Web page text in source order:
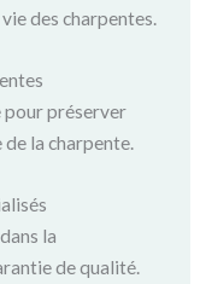
des charpentes.
pour préserver
la charpente.
la
de qualité.